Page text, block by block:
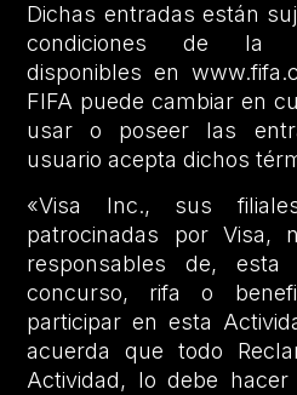
Dichas entradas están
condiciones de la
disponibles en
FIFA puede cambiar en
usar o poseer las
usuario acepta dichos
«Visa Inc., sus
patrocinadas por Visa,
responsables de, esta
concurso, rifa o
participar en esta
acuerda que todo
Actividad, lo debe